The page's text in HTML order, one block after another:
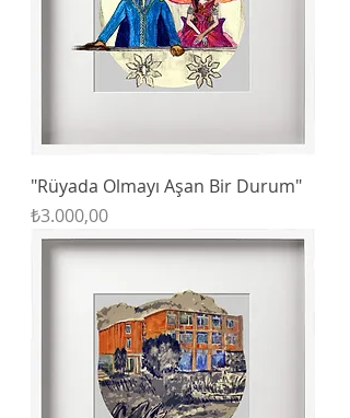
"Rüyada Olmayı Aşan Bir Durum"
Fiyat
₺3.000,00